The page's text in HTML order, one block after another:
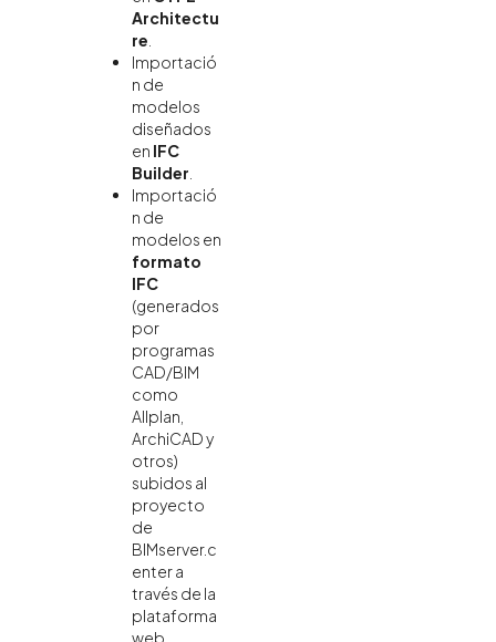
Architectu
re
Importació
n de
modelos
diseñados
en IFC
Builder
Importació
n de
modelos en
formato
IFC
(generados
por
programas
CAD/BIM
como
Allplan,
ArchiCAD y
otros)
subidos al
proyecto
de
BIMserver.c
enter a
través de la
plataforma
web.